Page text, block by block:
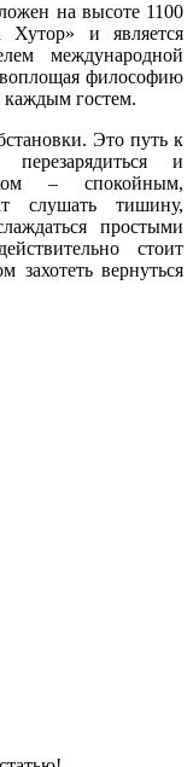
на высоте 1100
Хутор» и является
международной
философию
каждым гостем.
Это путь к
перезарядиться и
– спокойным,
слушать тишину,
простыми
стоит
захотеть вернуться